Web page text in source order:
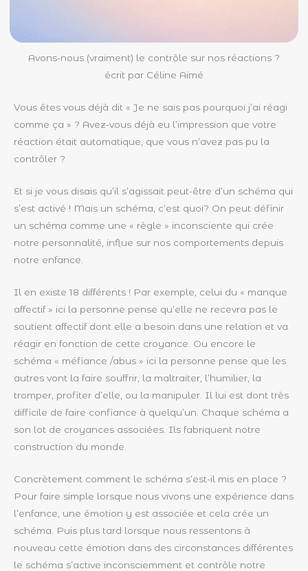
Avons-nous (vraiment) le contrôle sur nos réactions ?
écrit par Céline Aimé
Vous êtes vous déjà dit « Je ne sais pas pourquoi j’ai réagi
comme ça » ? Avez-vous déjà eu l’impression que votre
réaction était automatique, que vous n’avez pas pu la
contrôler ?
Et si je vous disais qu’il s’agissait peut-être d’un schéma qui
s’est activé ! Mais un schéma, c’est quoi? On peut définir
un schéma comme une « règle » inconsciente qui crée
notre personnalité, influe sur nos comportements depuis
notre enfance.
Il en existe 18 différents ! Par exemple, celui du « manque
affectif » ici la personne pense qu’elle ne recevra pas le
soutient affectif dont elle a besoin dans une relation et va
réagir en fonction de cette croyance. Ou encore le
schéma « méfiance /abus » ici la personne pense que les
autres vont la faire souffrir, la maltraiter, l’humilier, la
tromper, profiter d’elle, ou la manipuler. Il lui est dont très
difficile de faire confiance à quelqu’un. Chaque schéma a
son lot de croyances associées. Ils fabriquent notre
construction du monde.
Concrètement comment le schéma s’est-il mis en place ?
Pour faire simple lorsque nous vivons une expérience dans
l’enfance, une émotion y est associée et cela crée un
schéma. Puis plus tard lorsque nous ressentons à
nouveau cette émotion dans des circonstances différentes
le schéma s’active inconsciemment et contrôle notre